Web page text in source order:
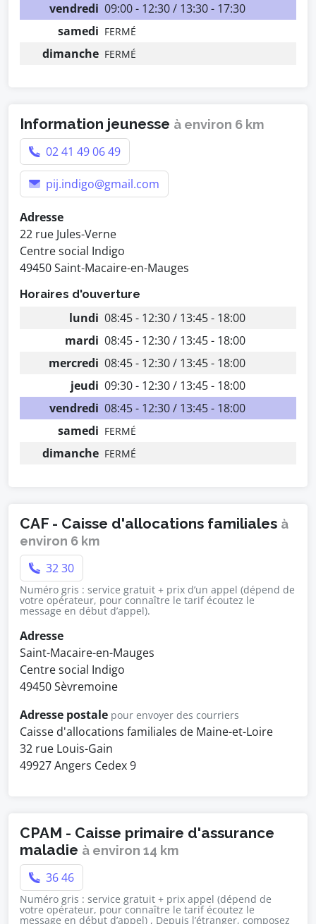
vendredi 09:00 - 12:30 / 13:30 - 17:30
samedi FERMÉ
dimanche FERMÉ
Information jeunesse à environ 6 km
02 41 49 06 49
pij.indigo@gmail.com
Adresse
22 rue Jules-Verne
Centre social Indigo
49450 Saint-Macaire-en-Mauges
Horaires d'ouverture
lundi 08:45 - 12:30 / 13:45 - 18:00
mardi 08:45 - 12:30 / 13:45 - 18:00
mercredi 08:45 - 12:30 / 13:45 - 18:00
jeudi 09:30 - 12:30 / 13:45 - 18:00
vendredi 08:45 - 12:30 / 13:45 - 18:00
samedi FERMÉ
dimanche FERMÉ
CAF - Caisse d'allocations familiales à
environ 6 km
32 30
Numéro gris : service gratuit + prix d’un appel (dépend de
votre opérateur, pour connaître le tarif écoutez le
message en début d’appel).
Adresse
Saint-Macaire-en-Mauges
Centre social Indigo
49450 Sèvremoine
Adresse postale pour envoyer des courriers
Caisse d'allocations familiales de Maine-et-Loire
32 rue Louis-Gain
49927 Angers Cedex 9
CPAM - Caisse primaire d'assurance
maladie à environ 14 km
36 46
Numéro gris : service gratuit + prix appel (dépend de
votre opérateur, pour connaître le tarif écoutez le
message en début d’appel) , Depuis l’étranger, composez